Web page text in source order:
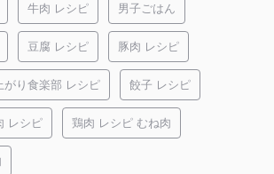
牛肉 レシピ 男子ごはん
豆腐 レシピ 豚肉 レシピ
がり食楽部 レシピ 餃子 レシピ
レシピ 鶏肉 レシピ むね肉